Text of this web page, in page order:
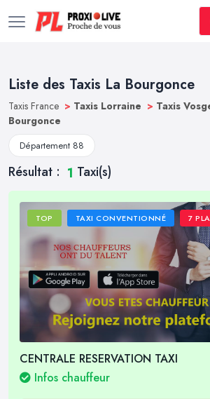
Liste des Taxis La Bourgonce
Taxis France > Taxis Lorraine > Taxis
Bourgonce
Département 88
Résultat : 1 Taxi(s)
TOP TAXI CONVENTIONNÉ 7
CENTRALE RESERVATION TAXI
Infos chauffeur